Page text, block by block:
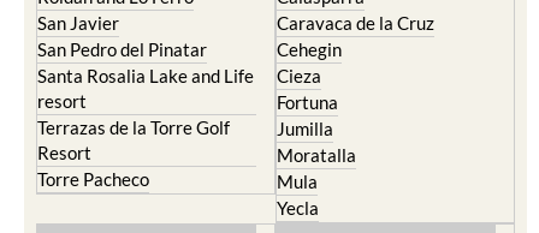
Portman
Roldan and Lo Ferro
San Javier
San Pedro del Pinatar
Santa Rosalia Lake and Life
resort
Terrazas de la Torre Golf
Resort
Torre Pacheco
Bullas
Calasparra
Caravaca de la Cruz
Cehegin
Cieza
Fortuna
Jumilla
Moratalla
Mula